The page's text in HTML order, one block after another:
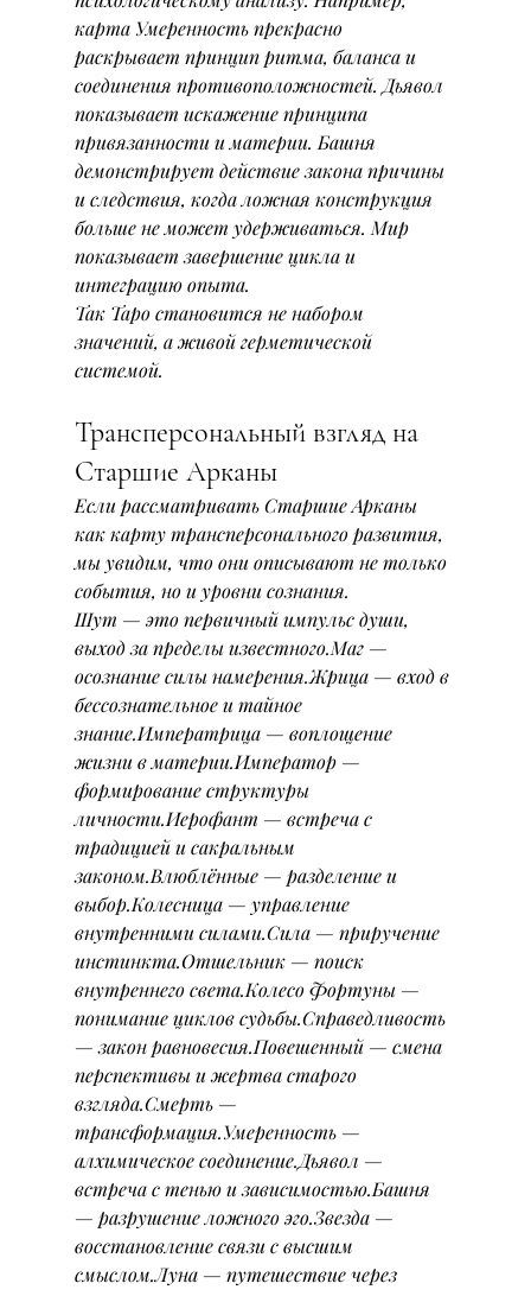
карта Умеренность прекрасно
раскрывает принцип ритма, баланса и
соединения противоположностей. Дьявол
показывает искажение принципа
привязанности и материи. Башня
демонстрирует действие закона причины
и следствия, когда ложная конструкция
больше не может удерживаться. Мир
показывает завершение цикла и
интеграцию опыта.
Так Таро становится не набором
значений, а живой герметической
системой.
Трансперсональный взгляд на
Старшие Арканы
Если рассматривать Старшие Арканы
как карту трансперсонального развития,
мы увидим, что они описывают не только
события, но и уровни сознания.
Шут — это первичный импульс души,
выход за пределы известного.Маг —
осознание силы намерения.Жрица — вход в
бессознательное и тайное
знание.Императрица — воплощение
жизни в материи.Император —
формирование структуры
личности.Иерофант — встреча с
традицией и сакральным
законом.Влюблённые — разделение и
выбор.Колесница — управление
внутренними силами.Сила — приручение
инстинкта.Отшельник — поиск
внутреннего света.Колесо Фортуны —
понимание циклов судьбы.Справедливость
— закон равновесия.Повешенный — смена
перспективы и жертва старого
взгляда.Смерть —
трансформация.Умеренность —
алхимическое соединение.Дьявол —
встреча с тенью и зависимостью.Башня
— разрушение ложного эго.Звезда —
восстановление связи с высшим
смыслом.Луна — путешествие через